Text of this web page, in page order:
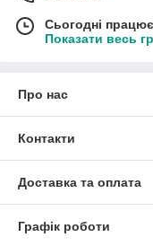
Сьогодні
Показати весь
Про нас
Контакти
Доставка та оплата
Графік роботи